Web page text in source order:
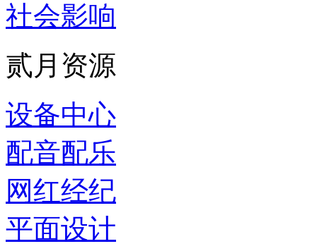
社会影响
贰月资源
设备中心
配音配乐
网红经纪
平面设计